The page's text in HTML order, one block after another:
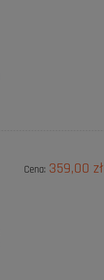
Cena: 359,00 zł